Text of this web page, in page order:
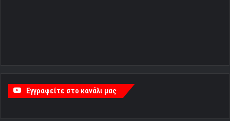
Εγγραφείτε στο κανάλι μας